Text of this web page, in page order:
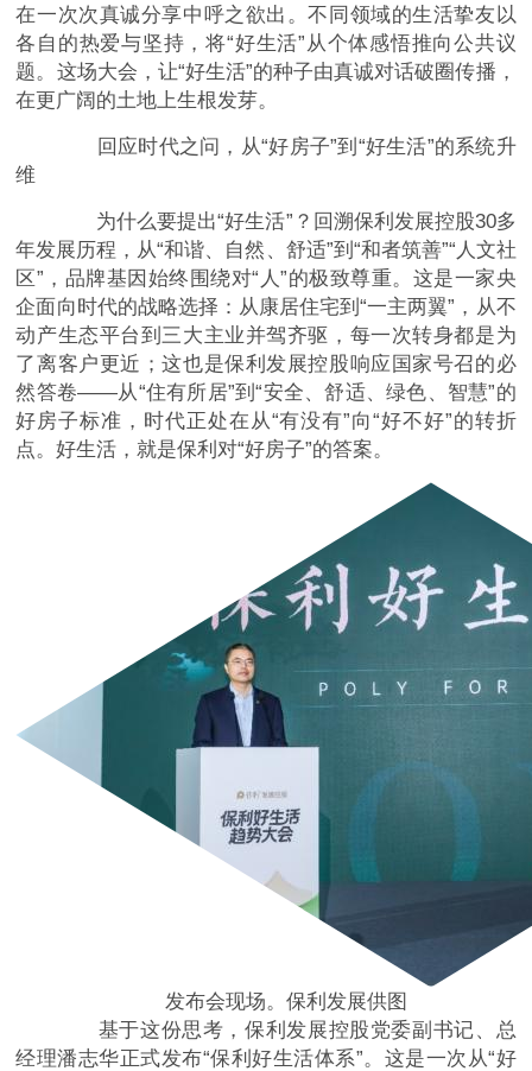
在一次次真诚分享中呼之欲出。不同领域的生活挚友以
各自的热爱与坚持，将“好生活”从个体感悟推向公共议
题。这场大会，让“好生活”的种子由真诚对话破圈传播，
在更广阔的土地上生根发芽。
回应时代之问，从“好房子”到“好生活”的系统升
维
为什么要提出“好生活”？回溯保利发展控股30多
年发展历程，从“和谐、自然、舒适”到“和者筑善”“人文社
区”，品牌基因始终围绕对“人”的极致尊重。这是一家央
企面向时代的战略选择：从康居住宅到“一主两翼”，从不
动产生态平台到三大主业并驾齐驱，每一次转身都是为
了离客户更近；这也是保利发展控股响应国家号召的必
然答卷——从“住有所居”到“安全、舒适、绿色、智慧”的
好房子标准，时代正处在从“有没有”向“好不好”的转折
点。好生活，就是保利对“好房子”的答案。
发布会现场。保利发展供图
基于这份思考，保利发展控股党委副书记、总
经理潘志华正式发布“保利好生活体系”。这是一次从“好